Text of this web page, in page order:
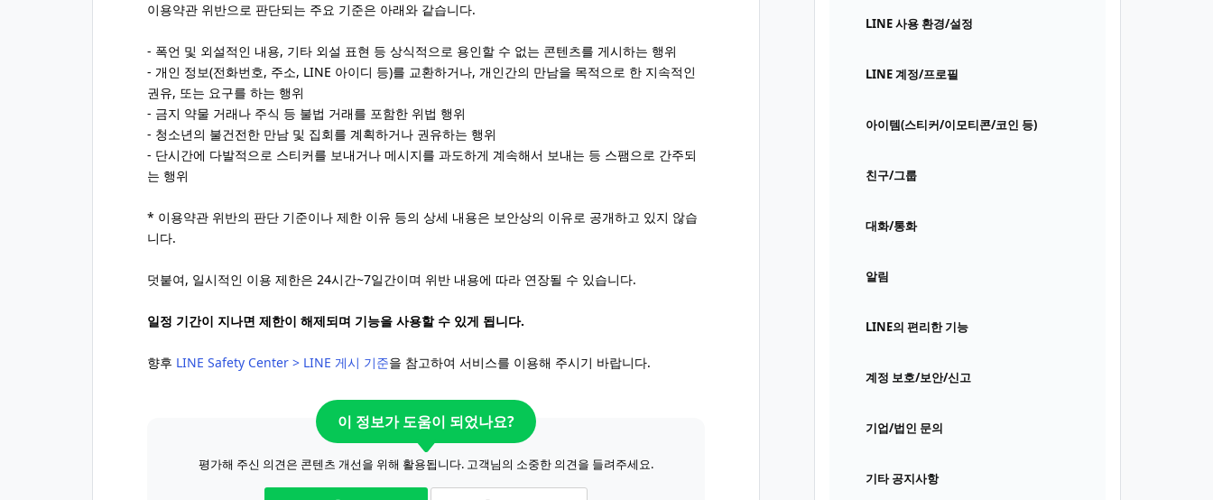
LINE 사용 환경/설정
LINE 계정/프로필
아이템(스티커/이모티콘/코인 등)
친구/그룹
대화/통화
알림
LINE의 편리한 기능
계정 보호/보안/신고
기업/법인 문의
기타 공지사항
이용약관 위반으로 판단되는 주요 기준은 아래와 같습니다.
- 폭언 및 외설적인 내용, 기타 외설 표현 등 상식적으로 용인할 수 없는 콘텐츠를 게시하는 행위
- 개인 정보(전화번호, 주소, LINE 아이디 등)를 교환하거나, 개인간의 만남을 목적으로 한 지속적인
권유, 또는 요구를 하는 행위
- 금지 약물 거래나 주식 등 불법 거래를 포함한 위법 행위
- 청소년의 불건전한 만남 및 집회를 계획하거나 권유하는 행위
- 단시간에 다발적으로 스티커를 보내거나 메시지를 과도하게 계속해서 보내는 등 스팸으로 간주되
는 행위
* 이용약관 위반의 판단 기준이나 제한 이유 등의 상세 내용은 보안상의 이유로 공개하고 있지 않습
니다.
덧붙여, 일시적인 이용 제한은 24시간~7일간이며 위반 내용에 따라 연장될 수 있습니다.
일정 기간이 지나면 제한이 해제되며 기능을 사용할 수 있게 됩니다.
향후 LINE Safety Center > LINE 게시 기준을 참고하여 서비스를 이용해 주시기 바랍니다.
이 정보가 도움이 되었나요?
평가해 주신 의견은 콘텐츠 개선을 위해 활용됩니다. 고객님의 소중한 의견을 들려주세요.